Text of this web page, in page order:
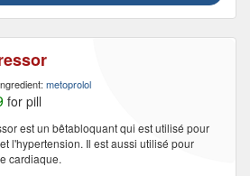
metoprolol
for pill
est un bêtabloquant qui est utilisé pour
l'hypertension. Il est aussi utilisé pour
cardiaque.